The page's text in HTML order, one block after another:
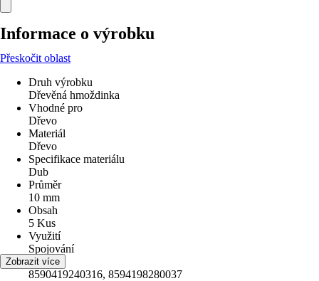
Informace o výrobku
Přeskočit oblast
Druh výrobku
Dřevěná hmoždinka
Vhodné pro
Dřevo
Materiál
Dřevo
Specifikace materiálu
Dub
Průměr
10 mm
Obsah
5 Kus
Využití
Spojování
EAN
8590419240316, 8594198280037
Zobrazit více